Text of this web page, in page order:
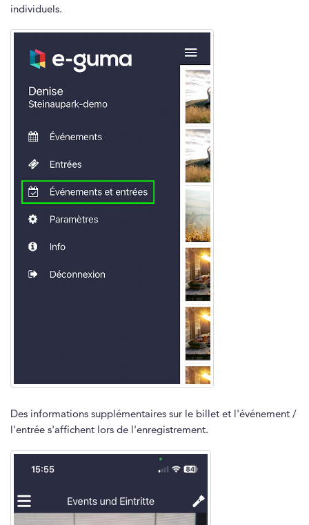
individuels.
Des informations supplémentaires sur le billet et l'événement /
l'entrée s'affichent lors de l'enregistrement.